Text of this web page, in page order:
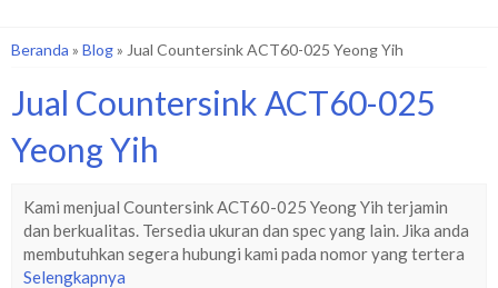
Beranda » Blog» Jual Countersink ACT60-025 Yeong Yih
Jual Countersink ACT60-025
Yeong Yih
Kami menjual Countersink ACT60-025 Yeong Yih terjamin
dan berkualitas. Tersedia ukuran dan spec yang lain. Jika anda
membutuhkan segera hubungi kami pada nomor yang tertera
Selengkapnya